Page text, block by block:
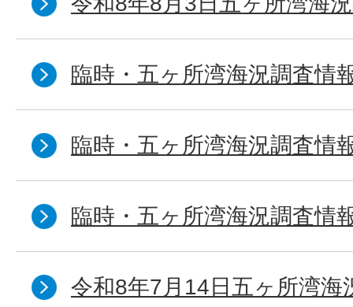
臨時・五ヶ所湾海況調査情
臨時・五ヶ所湾海況調査情
臨時・五ヶ所湾海況調査情
令和8年7月14日五ヶ所湾海